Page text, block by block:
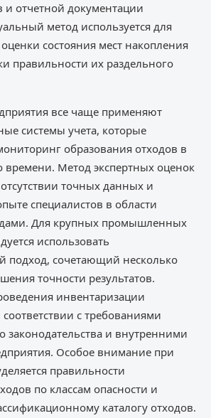
отчетной документации
метод используется для
состояния мест накопления
правильности их раздельного
все чаще применяют
системы учета, которые
образования отходов в
времени. Метод экспертных оценок
точных данных и
специалистов в области
Для крупных промышленных
использовать
подход, сочетающий несколько
точности результатов.
инвентаризации
соответствии с требованиями
законодательства и внутренними
Особое внимание при
правильности
по классам опасности и
каталогу отходов.